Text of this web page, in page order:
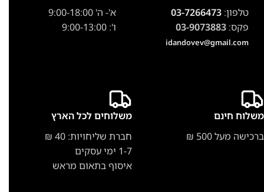
טלפון:03-7266473
פקס:03-9073883
idandovev@gmail.com
א'- ה' 9:00-18:00
ו': 9:00-13:00
משלוח חינם
ברכישה מעל 500 ₪
משלוחים לכל הארץ
חברת שליחויות: 40 ₪
1-7 ימי עסקים
איסוף בתאום מראש